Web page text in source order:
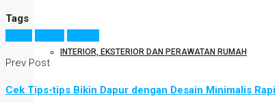
INTERIOR, EKSTERIOR DAN PERAWATAN RUMAH
Tags
Prev Post
Cek Tips-tips Bikin Dapur dengan Desain Minimalis Rapi